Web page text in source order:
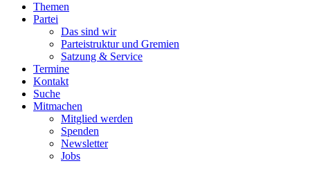
Themen
Partei
Das sind wir
Parteistruktur und Gremien
Satzung & Service
Termine
Kontakt
Suche
Mitmachen
Mitglied werden
Spenden
Newsletter
Jobs